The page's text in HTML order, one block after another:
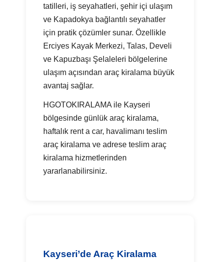
tatilleri, iş seyahatleri, şehir içi ulaşım
ve Kapadokya bağlantılı seyahatler
için pratik çözümler sunar. Özellikle
Erciyes Kayak Merkezi, Talas, Develi
ve Kapuzbaşı Şelaleleri bölgelerine
ulaşım açısından araç kiralama büyük
avantaj sağlar.
HGOTOKIRALAMA ile Kayseri
bölgesinde günlük araç kiralama,
haftalık rent a car, havalimanı teslim
araç kiralama ve adrese teslim araç
kiralama hizmetlerinden
yararlanabilirsiniz.
Kayseri’de Araç Kiralama